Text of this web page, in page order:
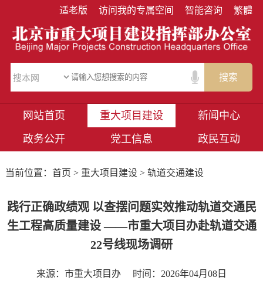
适老版 访问我的专属空间 智能咨询 繁體
搜索
网站首页 重大项目建设
新闻中心
政务公开
党工信息 政民互动
当前位置： 首页 > 重大项目建设> 轨道交通建设
践行正确政绩观 以查摆问题实效推动轨道交通民
生工程高质量建设 ——市重大项目办赴轨道交通
22号线现场调研
来源：市重大项目办 时间：2026年04月08日